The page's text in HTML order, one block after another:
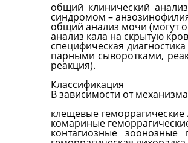
общий клинический
синдромом –
общий анализ мочи (могут
анализ кала на скрытую
специфическая
парными сыворотками,
реакция).
Классификация
В зависимости от
клещевые
комариные
контагиозные зоонозные